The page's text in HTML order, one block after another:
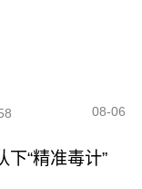
08-06
“精准毒计”